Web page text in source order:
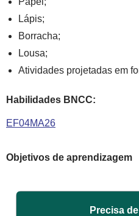
Lápis;
Borracha;
Lousa;
Atividades projetadas em
Habilidades BNCC:
EF04MA26
Objetivos de aprendizagem
Precisa